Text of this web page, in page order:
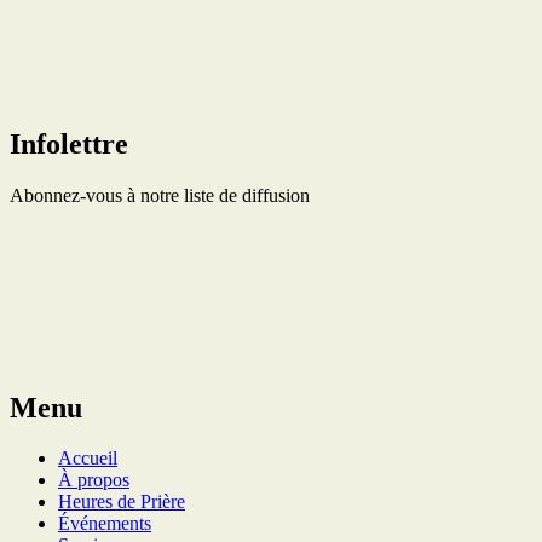
Infolettre
Abonnez-vous à notre liste de diffusion
Menu
Accueil
À propos
Heures de Prière
Événements